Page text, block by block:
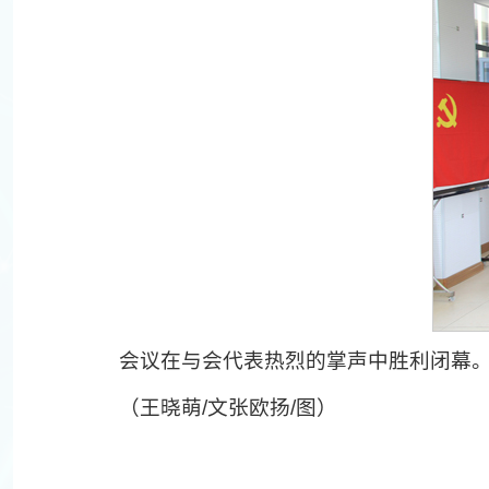
会议在与会代表热烈的掌声中胜利闭幕
（王晓萌/文张欧扬/图）